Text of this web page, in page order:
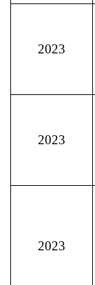
2023
2023
2023